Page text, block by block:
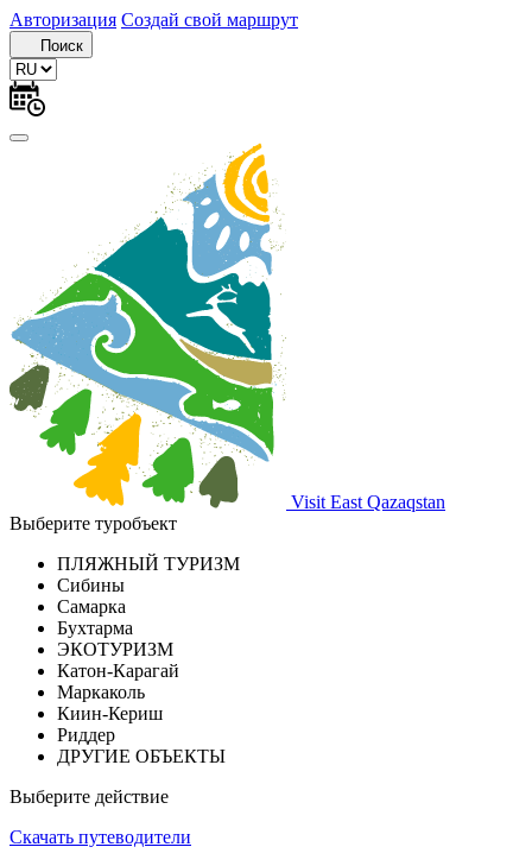
Авторизация Создай свой маршрут
Поиск
Visit East Qazaqstan
Выберите туробъект
ПЛЯЖНЫЙ ТУРИЗМ
Сибины
Самарка
Бухтарма
ЭКОТУРИЗМ
Катон-Карагай
Маркаколь
Киин-Кериш
Риддер
ДРУГИЕ ОБЪЕКТЫ
Выберите действие
Скачать путеводители